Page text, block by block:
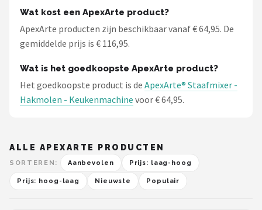
Wat kost een ApexArte product?
ApexArte producten zijn beschikbaar vanaf € 64,95. De
gemiddelde prijs is € 116,95.
Wat is het goedkoopste ApexArte product?
Het goedkoopste product is de ApexArte® Staafmixer -
Hakmolen - Keukenmachine voor € 64,95.
ALLE APEXARTE PRODUCTEN
SORTEREN: Aanbevolen Prijs: laag-hoog
Prijs: hoog-laag Nieuwste Populair